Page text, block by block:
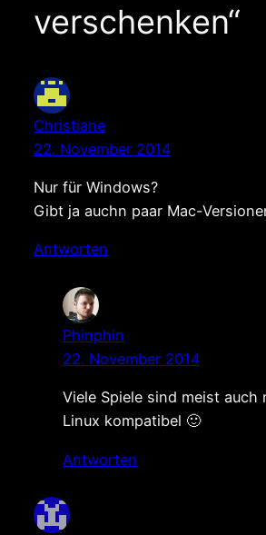
verschenken“
Christiane
22. November 2014
Nur für Windows?
Gibt ja auchn paar Mac-
Antworten
Phinphin
22. November 2014
Viele Spiele sind meist auch
Linux kompatibel 🙂
Antworten